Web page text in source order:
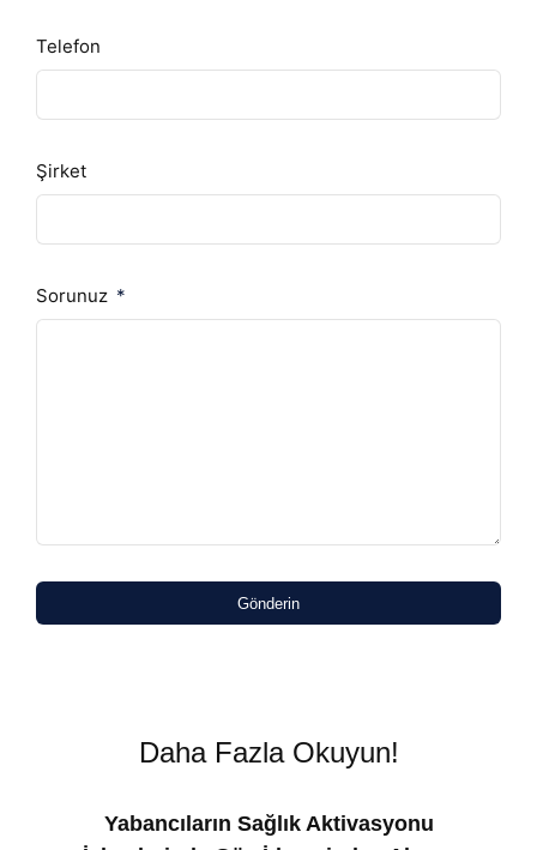
Telefon
Şirket
Sorunuz
Gönderin
Daha Fazla Okuyun!
Yabancıların Sağlık Aktivasyonu